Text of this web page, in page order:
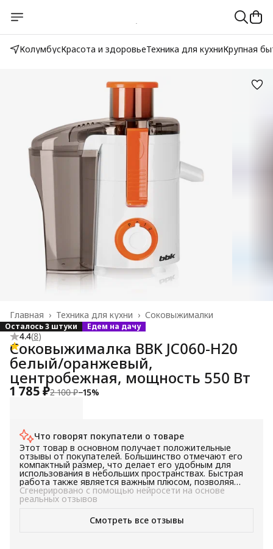
КолумбусКрасота и здоровьеТехника для кухниКрупная
Соковыжималки
Техника для кухни ›
Главная ›
Осталось 3 штуки Едем на дачу
4.4(8)
Соковыжималка BBK JC060-H20
белый/оранжевый,
центробежная, мощность 550 Вт
1 785 ₽2 100 ₽−15%
Что говорят покупатели о товаре
Этот товар в основном получает положительные
отзывы от покупателей. Большинство отмечают его
компактный размер, что делает его удобным для
использования в небольших пространствах. Быстрая
работа также является важным плюсом, позволяя
сэкономить время при приготовлении пищи.
Привлекательный внешний вид делает его приятным
дополнением к любой кухне. В целом, этот товар
рекомендуется для тех, кто ищет компактный и
эффективный кухонный помощник.
Сгенерировано с помощью нейросети на основе
реальных отзывов
Смотреть все отзывы